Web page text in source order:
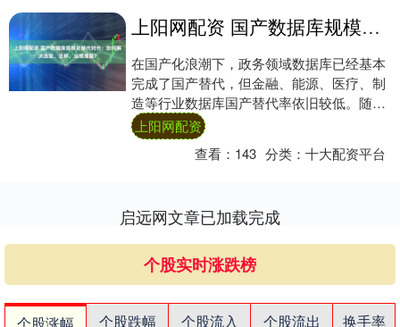
上阳网配资 国产数据库规模化替代时代：如何解决选型、迁移、运维难题？
在国产化浪潮下，政务领域数据库已经基本
完成了国产替代，但金融、能源、医疗、制
造等行业数据库国产替代率依旧较低。随着
国产化向各领域加速渗透，数据库国产化已
进入规模....
上阳网配资
查看： 143 分类：十大配资平台
启远网文章已加载完成
个股实时涨跌榜
个股跌幅 个股流入 个股流出
换手率